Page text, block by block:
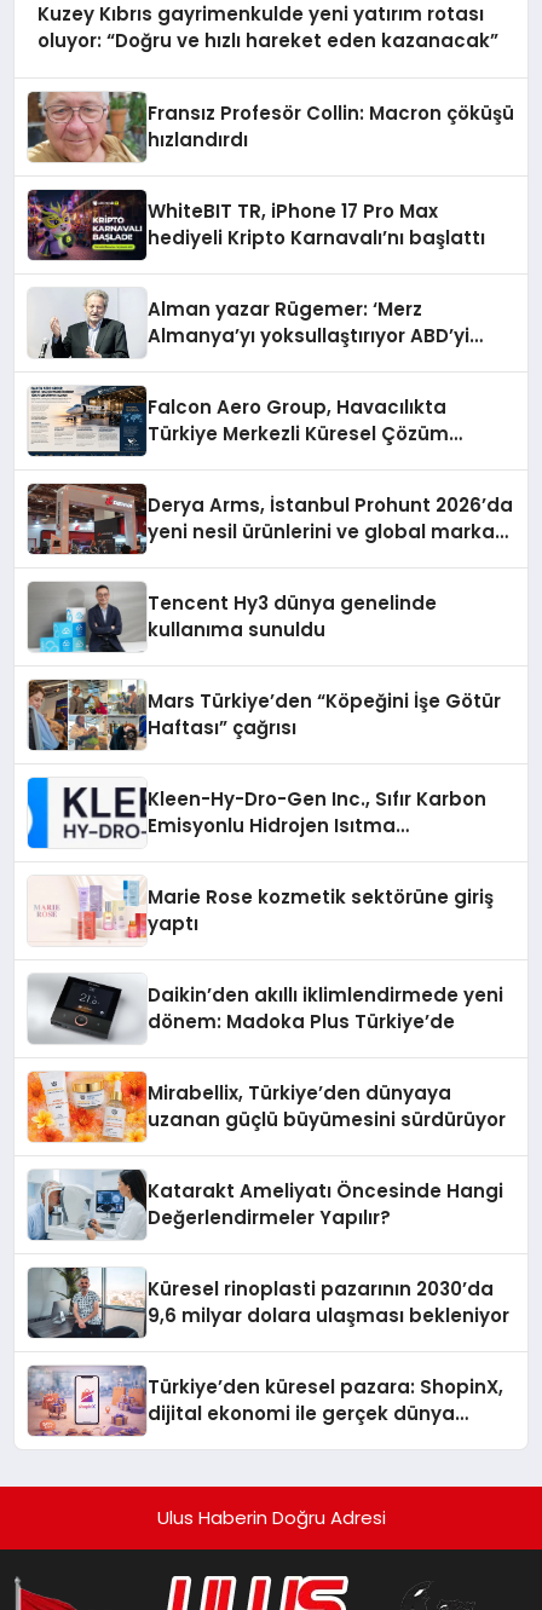
Kuzey Kıbrıs gayrimenkulde yeni yatırım rotası
oluyor: “Doğru ve hızlı hareket eden kazanacak”
Fransız Profesör Collin: Macron çöküşü
hızlandırdı
WhiteBIT TR, iPhone 17 Pro Max
hediyeli Kripto Karnavalı’nı başlattı
Alman yazar Rügemer: ‘Merz
Almanya’yı yoksullaştırıyor ABD’yi
Falcon Aero Group, Havacılıkta
Türkiye Merkezli Küresel Çözüm
Derya Arms, İstanbul Prohunt 2026’da
yeni nesil ürünlerini ve global marka
Tencent Hy3 dünya genelinde
kullanıma sunuldu
Mars Türkiye’den “Köpeğini İşe Götür
Haftası” çağrısı
Kleen-Hy-Dro-Gen Inc., Sıfır Karbon
Emisyonlu Hidrojen Isıtma
Marie Rose kozmetik sektörüne giriş
yaptı
Daikin’den akıllı iklimlendirmede yeni
dönem: Madoka Plus Türkiye’de
Mirabellix, Türkiye’den dünyaya
uzanan güçlü büyümesini sürdürüyor
Katarakt Ameliyatı Öncesinde Hangi
Değerlendirmeler Yapılır?
Küresel rinoplasti pazarının 2030’da
9,6 milyar dolara ulaşması bekleniyor
Türkiye’den küresel pazara: ShopinX,
dijital ekonomi ile gerçek dünya
Ulus Haberin Doğru Adresi